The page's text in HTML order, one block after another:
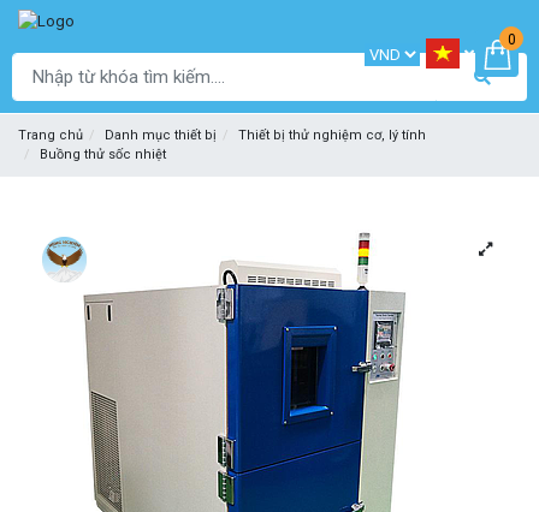
0
Trang chủ Danh mục thiết bị
Thiết bị thử nghiệm cơ, lý tính
Buồng thử sốc nhiệt